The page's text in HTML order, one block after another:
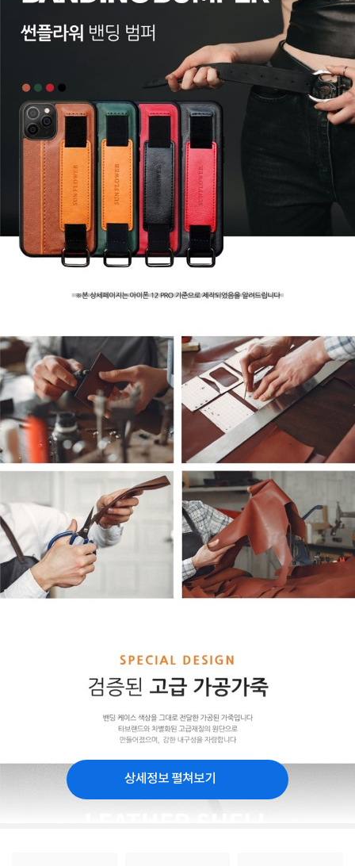
상세정보 펼쳐보기